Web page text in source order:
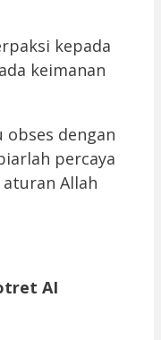
kepada
keimanan
dengan
percaya
Allah
AI